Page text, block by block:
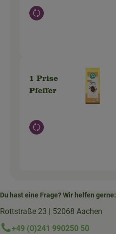
Auswahl ändern
1 Prise
Pfeffer
Auswahl ändern
Du hast eine Frage? Wir helfen gerne:
Rottstraße 23 | 52068 Aachen
+49 (0)241 990250 50